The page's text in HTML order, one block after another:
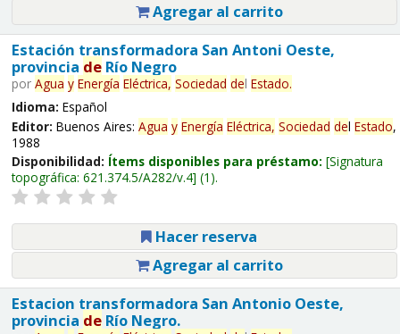
Agregar al carrito
Estación transformadora San Antoni Oeste,
provincia deRío Negro
por Agua y Energía Eléctrica, Sociedad del Estado.
Idioma: Español
Editor: Buenos Aires: Agua y Energía Eléctrica, Sociedad del Estado,
1988
Disponibilidad: Ítems disponibles para préstamo: Signatura
topográfica: 621.374.5/A282/v.4 (1).
Hacer reserva
Agregar al carrito
Estacion transformadora San Antonio Oeste,
provincia deRío Negro.